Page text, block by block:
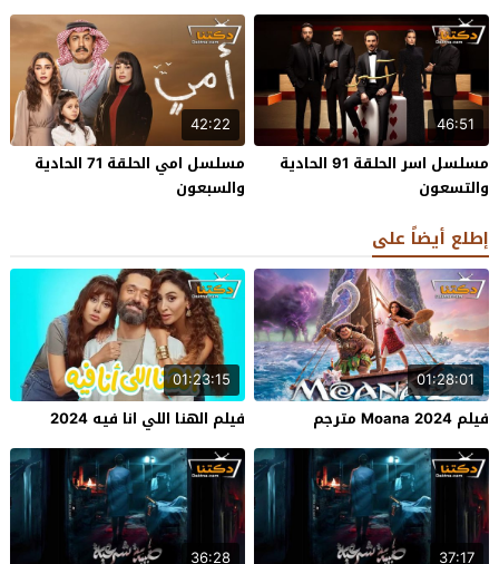
46:51
مسلسل اسر الحلقة 91 الحادية
والتسعون
42:22
مسلسل امي الحلقة 71 الحادية
والسبعون
إطلع أيضاً على
01:28:01
فيلم Moana 2024 مترجم
01:23:15
فيلم الهنا اللي انا فيه 2024
37:17
36:28